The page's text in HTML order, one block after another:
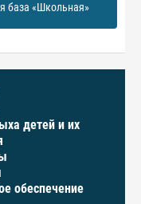
база «Школьная»
детей и их
обеспечение